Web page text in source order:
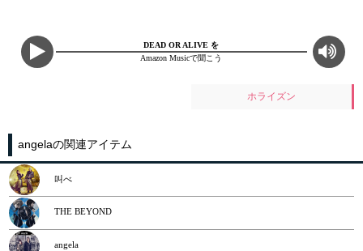
DEAD OR ALIVE を
Amazon Musicで聞こう
ホライズン
angelaの関連アイテム
叫べ
THE BEYOND
angela